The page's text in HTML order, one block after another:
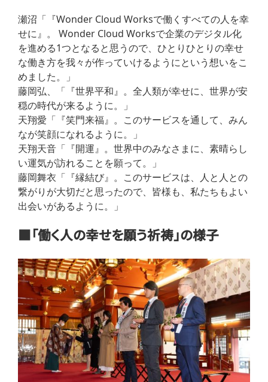
瀬沼「『Wonder Cloud Worksで働くすべての人を幸
せに』。 Wonder Cloud Worksで企業のデジタル化
を進める1つとなると思うので、ひとりひとりの幸せ
な働き方を我々が作っていけるようにという想いをこ
めました。」
藤岡弘、「『世界平和』。全人類が幸せに、世界が安
穏の時代が来るように。」
天翔愛「『笑門来福』。このサービスを通して、みん
なが笑顔になれるように。」
天翔天音「『開運』。世界中のみなさまに、素晴らし
い運気が訪れることを願って。」
藤岡舞衣「『縁結び』。このサービスは、人と人との
繋がりが大切だと思ったので、皆様も、私たちもよい
出会いがあるように。」
■「働く人の幸せを願う祈祷」の様子